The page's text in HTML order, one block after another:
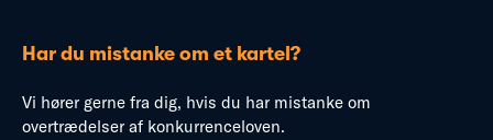
Har du mistanke om et kartel?
Vi hører gerne fra dig, hvis du har mistanke om
overtrædelser af konkurrenceloven.